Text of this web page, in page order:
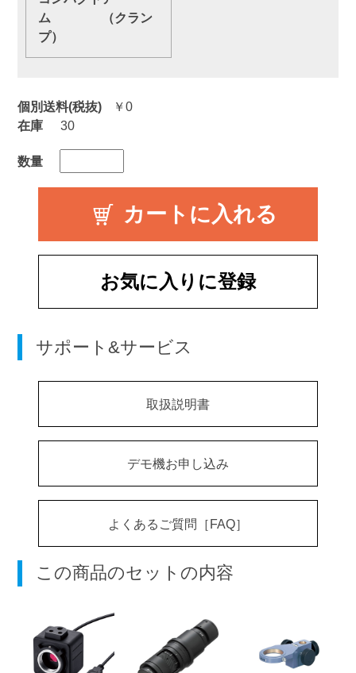
個別送料(税抜) ￥0
ム （クラン
プ）
在庫 30
数量
お気に入りに登録
サポート&サービス
取扱説明書
デモ機お申し込み
よくあるご質問［FAQ］
この商品のセットの内容